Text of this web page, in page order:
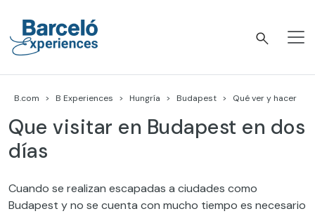
content
B.com B Experiences Hungría Budapest Qué ver y hacer
Que visitar en Budapest en dos
días
Cuando se realizan escapadas a ciudades como
Budapest y no se cuenta con mucho tiempo es necesario